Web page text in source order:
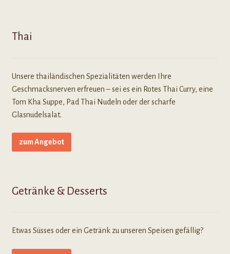
Thai
Unsere thailändischen Spezialitäten werden Ihre
Geschmacksnerven erfreuen – sei es ein Rotes Thai Curry, eine
Tom Kha Suppe, Pad Thai Nudeln oder der scharfe
Glasnudelsalat.
zum Angebot
Getränke & Desserts
Etwas Süsses oder ein Getränk zu unseren Speisen gefällig?